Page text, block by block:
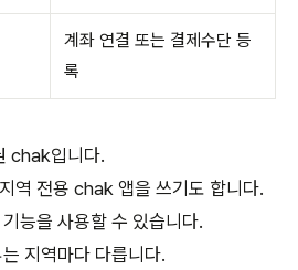
계좌 연결 또는 결제수단 등
록
chak입니다.
역 전용 chak 앱을 쓰기도 합니다.
능을 사용할 수 있습니다.
지역마다 다릅니다.